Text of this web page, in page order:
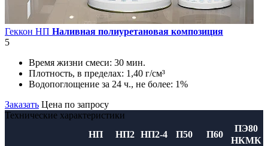
Геккон НП Наливная полиуретановая композиция
5
Время жизни смеси: 30 мин.
Плотность, в пределах: 1,40 г/см³
Водопоглощение за 24 ч., не более: 1%
Заказать Цена по запросу
Технические характеристики
НП
НП2 НП2-4 П50 П60
ПЭ80
НКМК